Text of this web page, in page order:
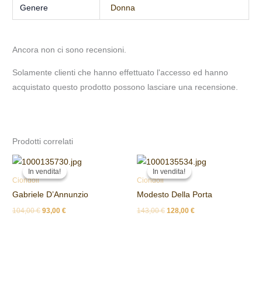
Genere Donna
Ancora non ci sono recensioni.
Solamente clienti che hanno effettuato l'accesso ed hanno
acquistato questo prodotto possono lasciare una recensione.
Prodotti correlati
In vendita!
In vendita!
Ciondoli
Gabriele D’Annunzio
104,00€
Il
prezzo
originale
104,00 €.
93,00€
Il
prezzo
attuale
93,00 €.
In vendita!
In vendita!
Ciondoli
Modesto Della Porta
143,00€
Il
prezzo
originale
143,00 €.
128,00 €
Il
prezzo
128,00 €.